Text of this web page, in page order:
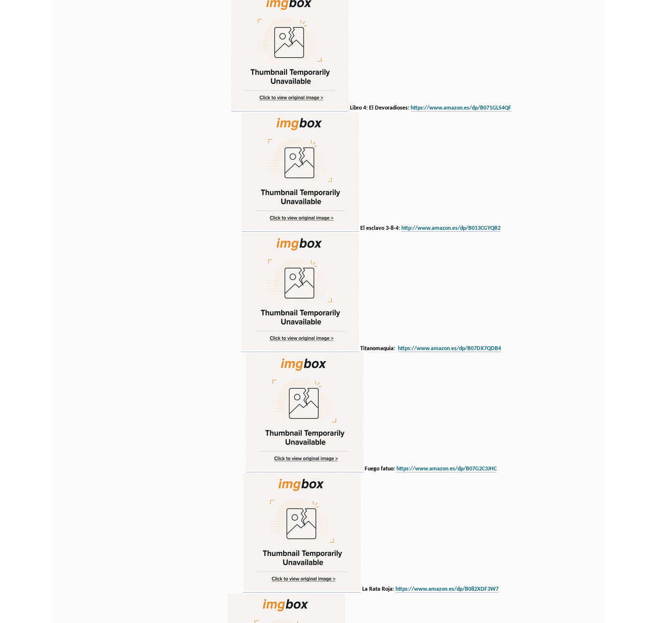
Libro 4: El Devoradioses: https://www.amazon.es/dp/B071GLS4QF
El esclavo 3-8-4: http://www.amazon.es/dp/B013CGYQB2
Titanomaquia: https://www.amazon.es/dp/B07DX7QDB4
Fuego fatuo: https://www.amazon.es/dp/B07G2C3JHC
La Rata Roja: https://www.amazon.es/dp/B082XDF3W7